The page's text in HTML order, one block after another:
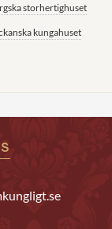
storhertighuset
kungahuset